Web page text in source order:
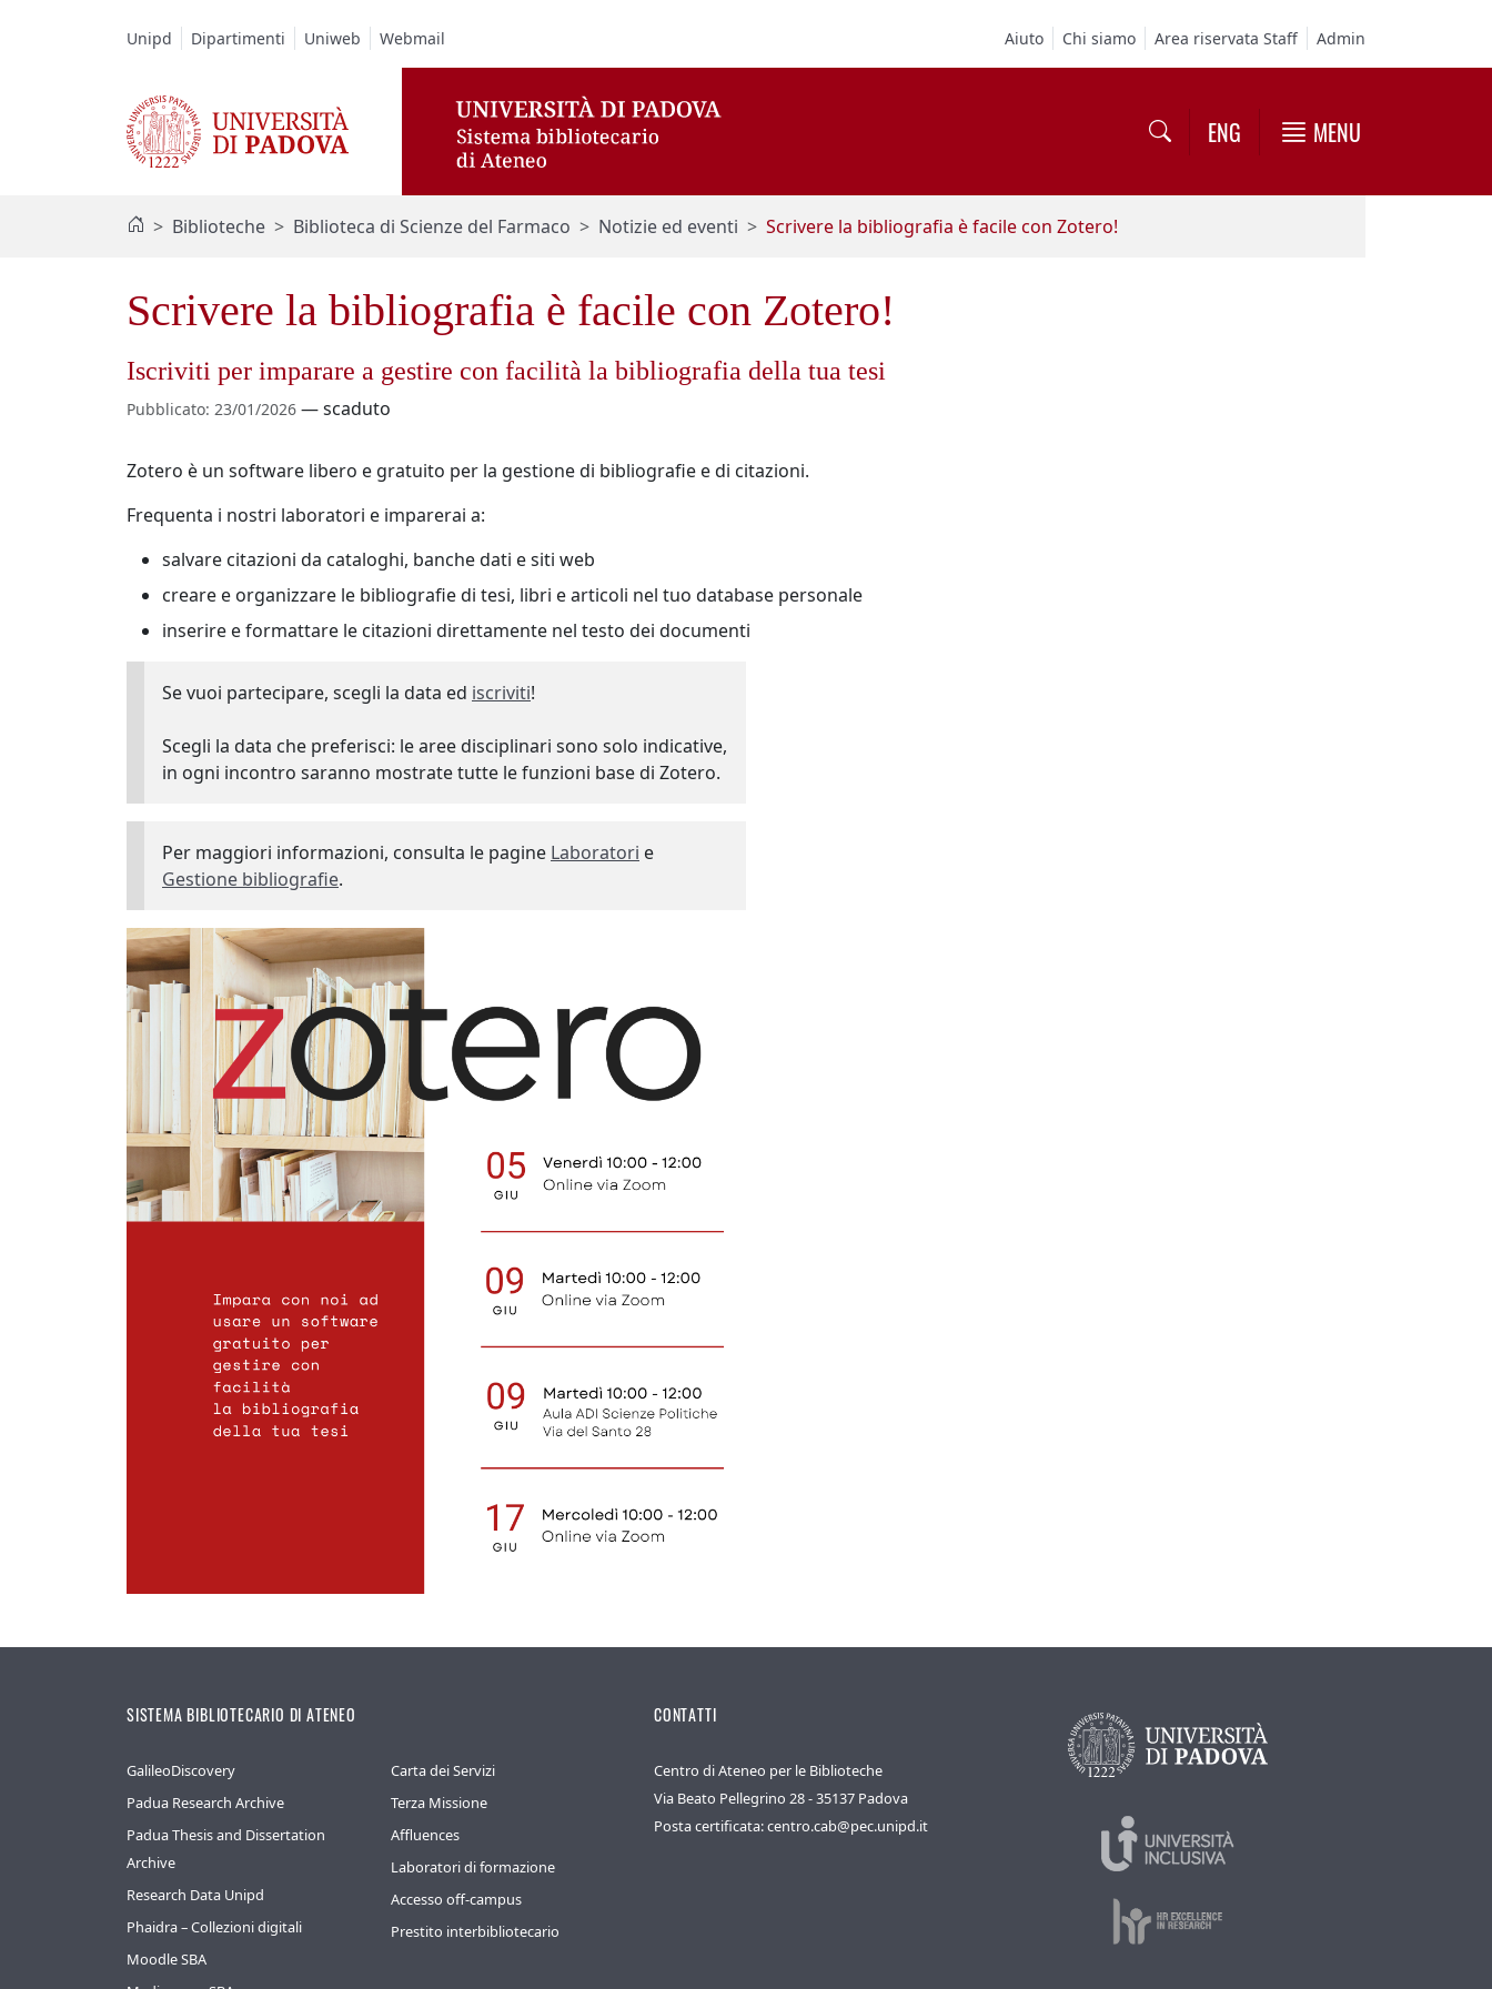
Unipd Dipartimenti Uniweb Webmail Aiuto Chi siamo Area riservata Staff Admin
ENG MENU
Biblioteche Biblioteca di Scienze del Farmaco Notizie ed eventi Scrivere la bibliografia è facile con Zotero!
Scrivere la bibliografia è facile con Zotero!
Iscriviti per imparare a gestire con facilità la bibliografia della tua tesi
Pubblicato: 23/01/2026 —scaduto
Zotero è un software libero e gratuito per la gestione di bibliografie e di citazioni.
Frequenta i nostri laboratori e imparerai a:
salvare citazioni da cataloghi, banche dati e siti web
creare e organizzare le bibliografie di tesi, libri e articoli nel tuo database personale
inserire e formattare le citazioni direttamente nel testo dei documenti
Se vuoi partecipare, scegli la data ed iscriviti!
Scegli la data che preferisci: le aree disciplinari sono solo indicative,
in ogni incontro saranno mostrate tutte le funzioni base di Zotero.
Per maggiori informazioni, consulta le pagine Laboratori e
Gestione bibliografie.
SISTEMA BIBLIOTECARIO DI ATENEO
GalileoDiscovery
Padua Research Archive
Padua Thesis and Dissertation
Archive
Research Data Unipd
Phaidra – Collezioni digitali
Moodle SBA
Carta dei Servizi
Terza Missione
Affluences
Laboratori di formazione
Accesso off-campus
Prestito interbibliotecario
CONTATTI
Centro di Ateneo per le Biblioteche
Via Beato Pellegrino 28 - 35137 Padova
Posta certificata: centro.cab@pec.unipd.it